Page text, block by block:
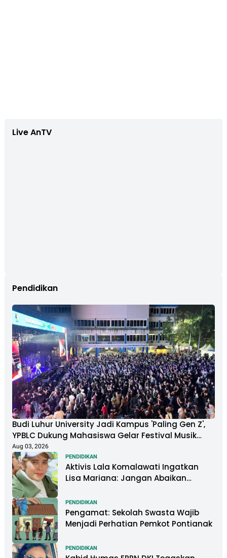
Live AnTV
Pendidikan
Budi Luhur University Jadi Kampus 'Paling Gen Z',
YPBLC Dukung Mahasiswa Gelar Festival Musik
Berkapasitas Ribuan Penonton
Aug 03, 2026
PENDIDIKAN
Aktivis Lala Komalawati Ingatkan
Lisa Mariana: Jangan Abaikan
DNA
PENDIDIKAN
Pengamat: Sekolah Swasta Wajib
Menjadi Perhatian Pemkot Pontianak
PENDIDIKAN